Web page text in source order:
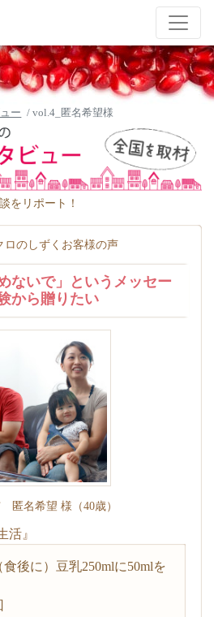
ー vol.4_匿名希望様
をリポート！
ロのしずくお客様の声
ないで」というメッセー
から贈りたい
名希望 様（40歳）
活』
後に）豆乳250mlに50mlを